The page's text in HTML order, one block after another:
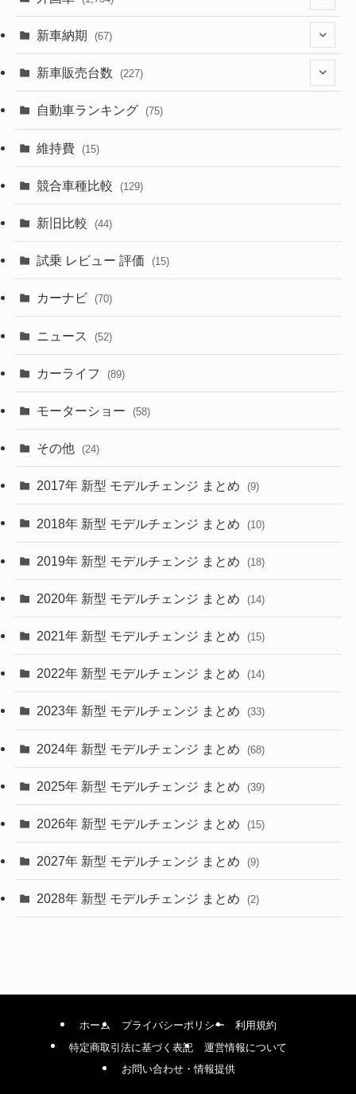
(329)
(526)
(357)
(328)
(253)
(242)
(85)
(84)
(50)
(43)
(6)
(9)
(30)
(27)
(58)
(28)
(27)
(26)
(10)
(35)
(10)
(9)
(22)
(4)
(9)
(4)
(1)
新車納期 (67)
(28)
(8)
(3)
(3)
新車販売台数 (227)
(21)
(5)
(7)
自動車ランキング (75)
維持費 (15)
競合車種比較 (129)
新旧比較 (44)
試乗 レビュー 評価 (15)
カーナビ (70)
ニュース (52)
カーライフ (89)
モーターショー (58)
その他 (24)
2017年 新型 モデルチェンジ まとめ (9)
2018年 新型 モデルチェンジ まとめ (10)
2019年 新型 モデルチェンジ まとめ (18)
2020年 新型 モデルチェンジ まとめ (14)
2021年 新型 モデルチェンジ まとめ (15)
2022年 新型 モデルチェンジ まとめ (14)
2023年 新型 モデルチェンジ まとめ (33)
2024年 新型 モデルチェンジ まとめ (68)
2025年 新型 モデルチェンジ まとめ (39)
2026年 新型 モデルチェンジ まとめ (15)
2027年 新型 モデルチェンジ まとめ (9)
2028年 新型 モデルチェンジ まとめ (2)
ホーム プライバシーポリシー
利用規約
特定商取引法に基づく表記
運営情報について
お問い合わせ・情報提供